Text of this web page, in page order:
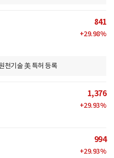
841
+29.98%
천기술 美 특허 등록
1,376
+29.93%
994
+29.93%